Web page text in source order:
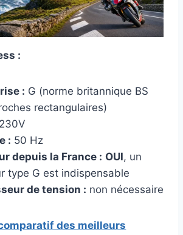
:
: G (norme britannique BS
rectangulaires)
230V
: 50 Hz
depuis la France : OUI, un
type G est indispensable
de tension : non nécessaire
des meilleurs